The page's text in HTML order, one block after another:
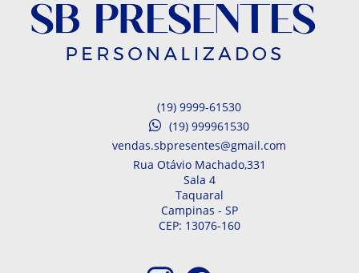
(19) 9999-61530
(19) 999961530
vendas.sbpresentes@gmail.com
Rua Otávio Machado,331
Sala 4
Taquaral
Campinas - SP
CEP: 13076-160